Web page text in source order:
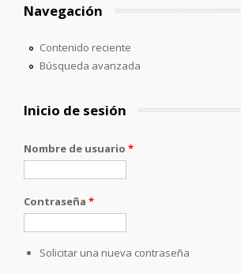
Navegación
Contenido reciente
Búsqueda avanzada
Inicio de sesión
Nombre de usuario *
Contraseña *
Solicitar una nueva contraseña